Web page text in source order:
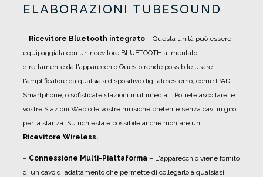
ELABORAZIONI TUBESOUND
– Ricevitore Bluetooth integrato – Questa unità può essere
equipaggiata con un ricevitore BLUETOOTH alimentato
direttamente dall'apparecchio Questo rende possibile usare
l'amplificatore da qualsiasi dispositivo digitale esterno, come IPAD,
Smartphone, o sofisticate stazioni multimediali. Potrete ascoltare le
vostre Stazioni Web o le vostre musiche preferite senza cavi in giro
per la stanza. Su richiesta è possibile anche montare un
Ricevitore Wireless.
– Connessione Multi-Piattaforma – L'apparecchio viene fornito
di un cavo di adattamento che permette di collegarlo a qualsiasi